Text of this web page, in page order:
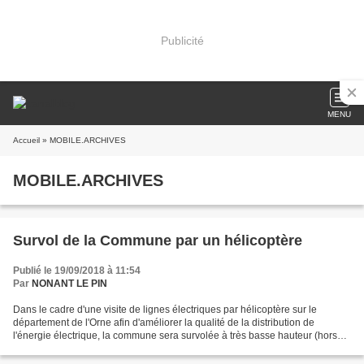
Publicité
MENU
Accueil » MOBILE.ARCHIVES
MOBILE.ARCHIVES
Survol de la Commune par un hélicoptère
Publié le 19/09/2018 à 11:54
Par NONANT LE PIN
Dans le cadre d'une visite de lignes électriques par hélicoptère sur le
département de l'Orne afin d'améliorer la qualité de la distribution de
l'énergie électrique, la commune sera survolée à très basse hauteur (hors